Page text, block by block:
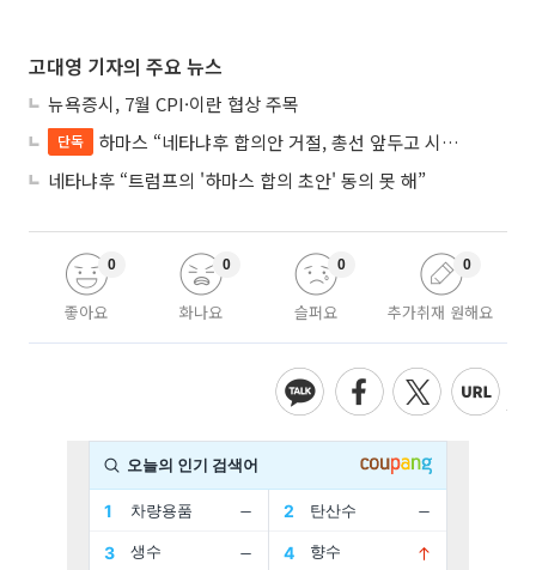
고대영 기자의 주요 뉴스
뉴욕증시, 7월 CPI·이란 협상 주목
단독
하마스 “네타냐후 합의안 거절, 총선 앞두고 시간 끌기”
네타냐후 “트럼프의 '하마스 합의 초안' 동의 못 해”
좋아요
0
화나요
0
슬퍼요
0
추가취재 원해요
0